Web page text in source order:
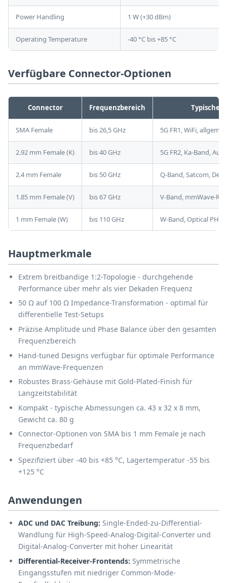
Power Handling 1 W (+30 dBm)
Operating Temperature -40 °C bis +85 °C
Verfügbare Connector-Optionen
Connector Frequenzbereich Typische
SMA Female bis 26,5 GHz 5G FR1, WiFi,
2.92 mm Female (K) bis 40 GHz 5G FR2, Ka-Band,
2.4 mm Female bis 50 GHz Q-Band, Satcom,
1.85 mm Female (V) bis 67 GHz V-Band, mmWave-
1 mm Female (W) bis 110 GHz W-Band, Optical
Hauptmerkmale
Extrem breitbandige 1:2-Topologie - durchgehende
Performance über mehr als vier Dekaden Frequenz
50 Ω auf 100 Ω Impedance-Transformation - optimal für
differentielle Test-Setups
Präzise Amplitude und Phase Balance über den gesamten
Frequenzbereich
Hand-tuned Designs verfügbar für optimale Performance
an mmWave-Frequenzen
Robustes Brass-Gehäuse mit Gold-Plated-Finish für
Langzeitstabilität
Kompakt - typische Abmessungen ca. 43 x 32 x 8 mm,
Gewicht ca. 80 g
Connector-Optionen von SMA bis 1 mm Female je nach
Frequenzbedarf
Spezifiziert über -40 bis +85 °C, Lagertemperatur -55 bis
+125 °C
Anwendungen
ADC und DAC Treibung: Single-Ended-zu-Differential-
Wandlung für High-Speed-Analog-Digital-Converter und
Digital-Analog-Converter mit hoher Linearität
Differential-Receiver-Frontends: Symmetrische
Eingangsstufen mit niedriger Common-Mode-